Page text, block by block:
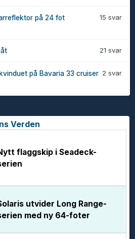
15 svar
på 24 fot
21 svar
2 svar
på Bavaria 33 cruiser
Verden
flaggskip i Seadeck-
utvider Long Range-
med ny 64-foter